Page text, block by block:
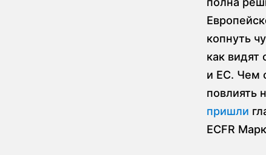
копнуть
как видят
и ЕС. Чем
повлиять
пришли
ECFR